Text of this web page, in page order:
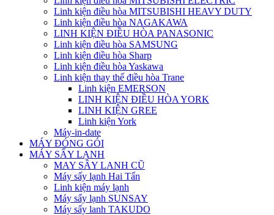
Linh kiện điều hòa MITSUBISHI HEAVY DUTY
Linh kiện điều hòa NAGAKAWA
LINH KIỆN ĐIỀU HÒA PANASONIC
Linh kiện điều hòa SAMSUNG
Linh kiện điều hòa Sharp
Linh kiện điều hòa Yaskawa
Linh kiện thay thế điều hòa Trane
Linh kiện EMERSON
LINH KIỆN ĐIỀU HÒA YORK
LINH KIỆN GREE
Linh kiện York
Máy-in-date
MÁY ĐÓNG GÓI
MÁY SẤY LẠNH
MAY SÂY LANH CŨ
Máy sấy lạnh Hai Tấn
Linh kiện máy lạnh
Máy sấy lạnh SUNSAY
Máy sấy lanh TAKUDO